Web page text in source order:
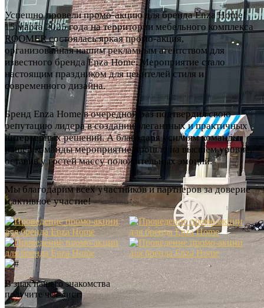
Успешно провели промо-акцию для бренда Enza Home!
15 марта 2025 года на территории мебельного комплекса
ROOMER состоялась яркая промо-акция,
организованная нашим рекламным агентством для
известного бренда Enza Home. Мероприятие стало
настоящим праздником для ценителей стиля и
современного дизайна.
Бренд Enza Home в очередной раз подтвердил свою
репутацию лидера в создании элегантных и практичных
интерьерных решений. А благодаря усилиям команды
нашей команды мероприятие прошло на высшем уровне,
оставив у гостей массу положительных эмоций.
Мы благодарим всех участников и партнеров за доверие
и активное участие!
В знак нашего знакомства
получите чек-лист: